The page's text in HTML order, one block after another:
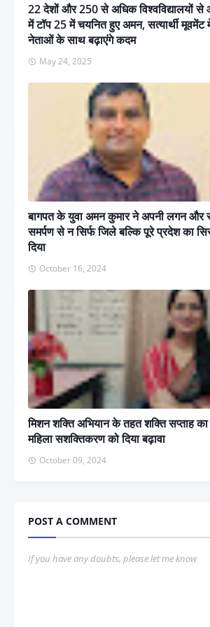
22 देशों और 250 से अधिक विश्वविद्यालयों से
में टॉप 25 में चयनित हुए अमन, सत्यार्थी मूवमेंट
नेताओं के साथ बढ़ाएंगे कदम
May 24, 2025
बागपत के युवा अमन कुमार ने अपनी लगन और
समर्पण से न सिर्फ जिले बल्कि पूरे प्रदेश का
दिया
October 16, 2024
मिशन शक्ति अभियान के तहत शक्ति सप्ताह
महिला सशक्तिकरण को दिया बढ़ावा
October 09, 2024
POST A COMMENT
If you have any doubts, please let me know